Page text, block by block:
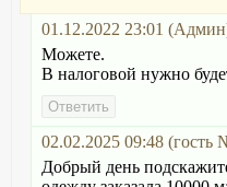
01.12.2022 23:01
Можете.
В налоговой нужно
02.02.2025 09:48 (гость
Добрый день